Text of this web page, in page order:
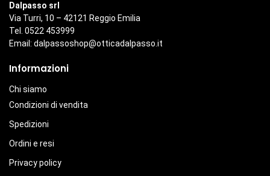
Dalpasso srl
Via Turri, 10 – 42121 Reggio Emilia
Tel. 0522 453999
Email: dalpassoshop@otticadalpasso.it
Informazioni
Chi siamo
Condizioni di vendita
Spedizioni
Ordini e resi
Privacy policy